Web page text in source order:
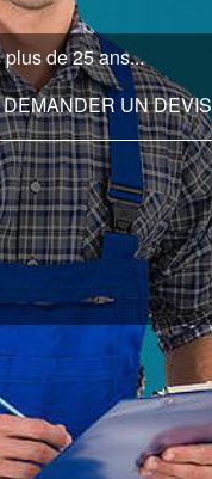
de 25 ans...
DEMANDER UN DEVIS